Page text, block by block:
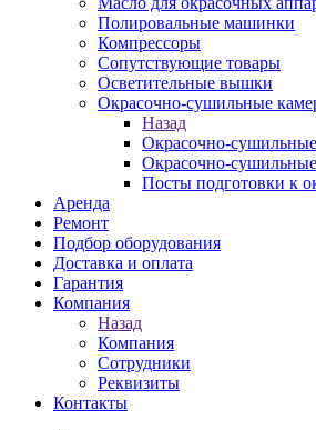
Полировальные машинки
Компрессоры
Сопутствующие товары
Осветительные вышки
Окрасочно-сушильные
Назад
Окрасочно-
Окрасочно-
Посты подготовки к
Аренда
Ремонт
Подбор оборудования
Доставка и оплата
Гарантия
Компания
Назад
Компания
Сотрудники
Реквизиты
Контакты